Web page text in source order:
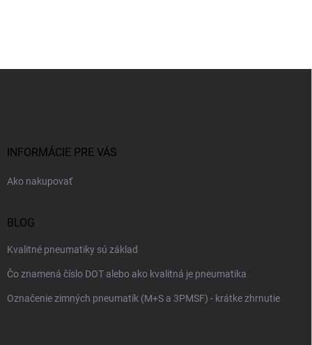
INFORMÁCIE PRE VÁS
Ako nakupovať
BLOG
Kvalitné pneumatiky sú základ
Čo znamená číslo DOT alebo ako kvalitná je pneumatika
Označenie zimných pneumatík (M+S a 3PMSF) - krátke zhrnutie